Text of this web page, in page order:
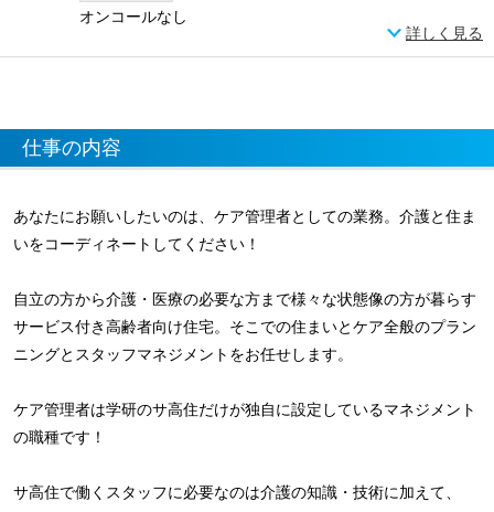
オンコールなし
詳しく見る
仕事の内容
あなたにお願いしたいのは、ケア管理者としての業務。介護と住ま
いをコーディネートしてください！
自立の方から介護・医療の必要な方まで様々な状態像の方が暮らす
サービス付き高齢者向け住宅。そこでの住まいとケア全般のプラン
ニングとスタッフマネジメントをお任せします。
ケア管理者は学研のサ高住だけが独自に設定しているマネジメント
の職種です！
サ高住で働くスタッフに必要なのは介護の知識・技術に加えて、